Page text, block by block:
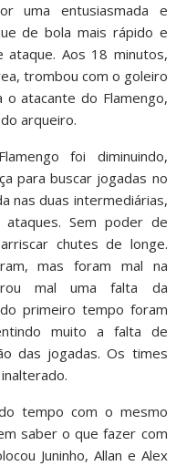
uma entusiasmada e
de bola mais rápido e
ataque. Aos 18 minutos,
trombou com o goleiro
o atacante do Flamengo,
arqueiro.
foi diminuindo,
para buscar jogadas no
nas duas intermediárias,
Sem poder de
chutes de longe.
mas foram mal na
mal uma falta da
primeiro tempo foram
muito a falta de
das jogadas. Os times
tempo com o mesmo
saber o que fazer com
Juninho, Allan e Alex